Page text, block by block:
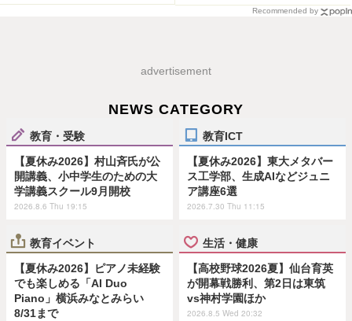
Recommended by
advertisement
NEWS CATEGORY
教育・受験
【夏休み2026】村山斉氏が公
開講義、小中学生のための大
学講義スクール9月開校
2026.8.6 Thu 19:15
教育ICT
【夏休み2026】東大メタバー
ス工学部、生成AIなどジュニ
ア講座6選
2026.7.30 Thu 11:15
教育イベント
【夏休み2026】ピアノ未経験
でも楽しめる「AI Duo
Piano」横浜みなとみらい
8/31まで
生活・健康
【高校野球2026夏】仙台育英
が開幕戦勝利、第2日は東筑
vs神村学園ほか
2026.8.5 Wed 20:32